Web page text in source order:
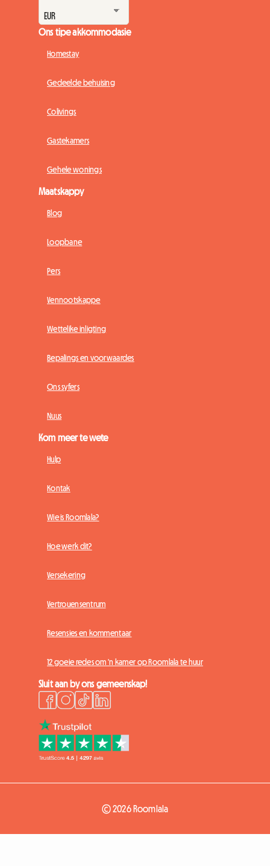
Ons tipe akkommodasie
Homestay
Gedeelde behuising
Colivings
Gastekamers
Gehele wonings
Maatskappy
Blog
Loopbane
Pers
Vennootskappe
Wettelike inligting
Bepalings en voorwaardes
Ons syfers
Nuus
Kom meer te wete
Hulp
Kontak
Wie is Roomlala?
Hoe werk dit?
Versekering
Vertrouensentrum
Resensies en kommentaar
12 goeie redes om 'n kamer op Roomlala te huur
Sluit aan by ons gemeenskap!
© 2026 Roomlala